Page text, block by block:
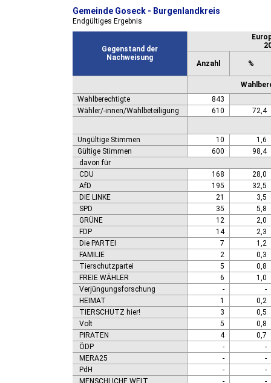
Gemeinde Goseck - Burgenlandkreis
Endgültiges Ergebnis
Gegenstand der
Nachweisung
Anzahl %
Wahlberechtigte
843
Wähler/-innen/Wahlbeteiligung
610 72,4
Ungültige Stimmen 10
1,6
Gültige Stimmen
600
98,4
davon für
CDU
168
28,0
AfD
195
32,5
DIE LINKE
21
3,5
SPD
35
5,8
GRÜNE
12
2,0
FDP
14
2,3
Die PARTEI
7
1,2
FAMILIE
2
0,3
Tierschutzpartei
5
0,8
FREIE WÄHLER
6
1,0
Verjüngungsforschung
-
-
HEIMAT
1
0,2
TIERSCHUTZ hier!
3
0,5
Volt
5
0,8
PIRATEN
4
0,7
ÖDP
-
-
MERA25
-
-
PdH
-
-
MENSCHLICHE WELT
-
-